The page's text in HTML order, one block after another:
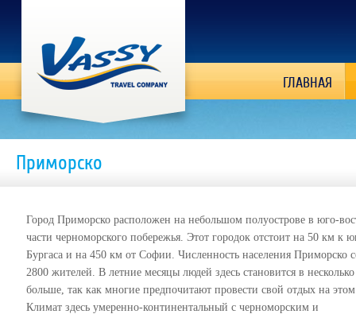
ГЛАВНАЯ
Приморско
Город Приморско расположен на небольшом полуострове в юго-
части черноморского побережья. Этот городок отстоит на 50 км к
Бургаса и на 450 км от Софии. Численность населения Приморско
2800 жителей. В летние месяцы людей здесь становится в несколько
больше, так как многие предпочитают провести свой отдых на
Климат здесь умеренно-континентальный с черноморским и